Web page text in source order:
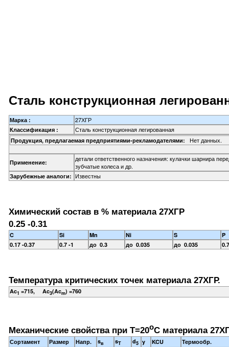
Сталь конструкционная
Марка : 27ХГР
Классификация : Сталь конструкционная легированная
Продукция, предлагаемая предприятиями-рекламодателями: Нет данных.
Применение:
детали ответственного назначения: кулачки шарнира
зубчатые колеса и др.
Зарубежные аналоги: Известны
Химический состав в % материала 27ХГР
0.25 -0.31
C Si Mn Ni S
P
0.17 -0.37
0.7 -1 до 0.3 до 0.035 до 0.035
Температура критических точек материала 27ХГР.
Ac1 =715, Ac3(Acm) =760
Механические свойства при Т=20oС материала
Сортамент Размер Напр. sв sT d5 y KCU
Термообр.